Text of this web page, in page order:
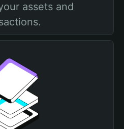
assets and